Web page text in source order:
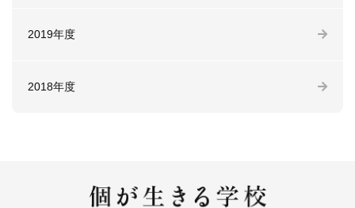
2019年度
2018年度